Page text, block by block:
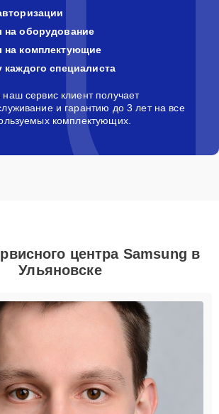
на оборудование
на комплектующие
каждого специалиста
сервис клиент получает
и гарантию до 3 лет на все
комплектующих.
центра Samsung в
Ульяновске